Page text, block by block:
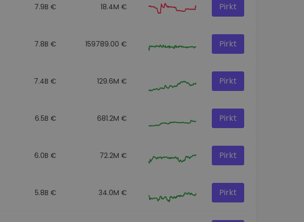
7.9B € 18.4M € Pirkt
7.8B € 159789.00 € Pirkt
7.4B € 129.6M € Pirkt
6.5B € 681.2M € Pirkt
6.0B € 72.2M € Pirkt
5.8B € 34.0M € Pirkt